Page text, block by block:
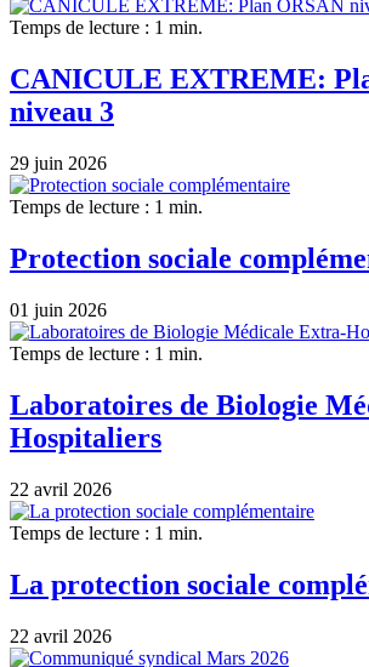
Temps de lecture : 1 min.
CANICULE EXTREME:
niveau 3
29 juin 2026
Temps de lecture : 1 min.
Protection sociale
01 juin 2026
Temps de lecture : 1 min.
Laboratoires de Biologie
Hospitaliers
22 avril 2026
Temps de lecture : 1 min.
La protection sociale
22 avril 2026